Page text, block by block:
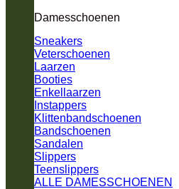
Damesschoenen
Sneakers
Veterschoenen
Laarzen
Booties
Enkellaarzen
Instappers
Klittenbandschoenen
Bandschoenen
Sandalen
Slippers
Teenslippers
ALLE DAMESSCHOENEN